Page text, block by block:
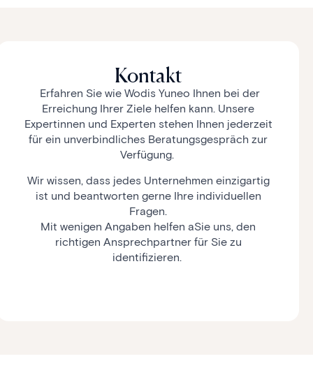
Kontakt
Erfahren Sie wie Wodis Yuneo Ihnen bei der
Erreichung Ihrer Ziele helfen kann. Unsere
Expertinnen und Experten stehen Ihnen jederzeit
für ein unverbindliches Beratungsgespräch zur
Verfügung.
Wir wissen, dass jedes Unternehmen einzigartig
ist und beantworten gerne Ihre individuellen
Fragen.
Mit wenigen Angaben helfen aSie uns, den
richtigen Ansprechpartner für Sie zu
identifizieren.